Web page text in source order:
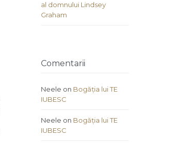
al domnului Lindsey
Graham
Comentarii
Neele on Bogăția lui TE
IUBESC
Neele on Bogăția lui TE
IUBESC